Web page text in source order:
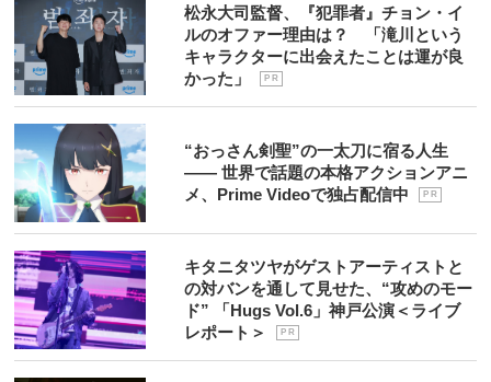
松永大司監督、『犯罪者』チョン・イ
ルのオファー理由は？ 「滝川という
キャラクターに出会えたことは運が良
かった」
P R
“おっさん剣聖”の一太刀に宿る人生
―― 世界で話題の本格アクションアニ
メ、Prime Videoで独占配信中
P R
キタニタツヤがゲストアーティストと
の対バンを通して見せた、“攻めのモー
ド” 「Hugs Vol.6」神戸公演＜ライブ
レポート＞
P R